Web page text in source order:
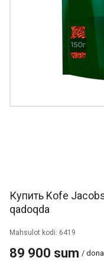
Купить Kofe
qadoqda
Mahsulot kodi: 6419
89 900 sum / dona